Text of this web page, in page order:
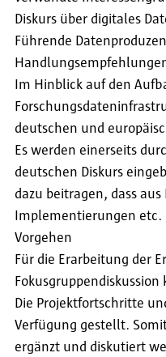
Diskurs über digitales
Führende
Im Hinblick auf den
deutschen und
Es werden einerseits
deutschen Diskurs
dazu beitragen, dass
Implementierungen
Vorgehen
Für die Erarbeitung der
Die Projektfortschritte
Verfügung gestellt.
ergänzt und diskutiert